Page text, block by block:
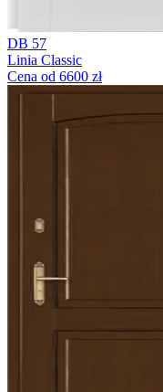
DB 57
Linia Classic
Cena od 6600 zł